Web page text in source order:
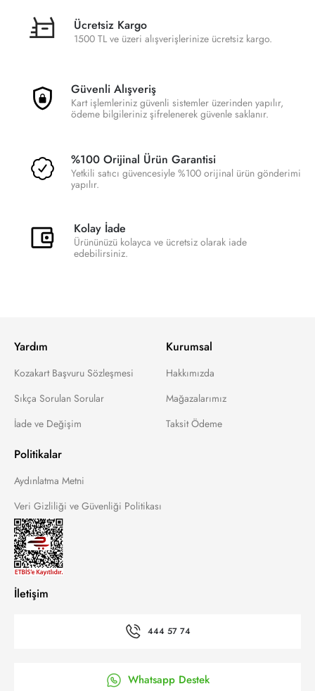
Ücretsiz Kargo
1500 TL ve üzeri alışverişlerinize ücretsiz kargo.
Güvenli Alışveriş
Kart işlemleriniz güvenli sistemler üzerinden yapılır,
ödeme bilgileriniz şifrelenerek güvenle saklanır.
%100 Orijinal Ürün Garantisi
Yetkili satıcı güvencesiyle %100 orijinal ürün gönderimi
yapılır.
Kolay İade
Ürününüzü kolayca ve ücretsiz olarak iade
edebilirsiniz.
Yardım
Kozakart Başvuru Sözleşmesi
Sıkça Sorulan Sorular
İade ve Değişim
Kurumsal
Hakkımızda
Mağazalarımız
Taksit Ödeme
Politikalar
Aydınlatma Metni
Veri Gizliliği ve Güvenliği Politikası
İletişim
444 57 74
Whatsapp Destek